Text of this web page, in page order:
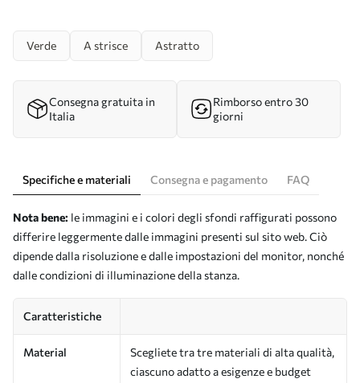
Verde A strisce Astratto
Consegna gratuita in
Italia
Rimborso entro 30
giorni
Specifiche e materiali Consegna e pagamento FAQ
Nota bene: le immagini e i colori degli sfondi raffigurati possono
differire leggermente dalle immagini presenti sul sito web. Ciò
dipende dalla risoluzione e dalle impostazioni del monitor, nonché
dalle condizioni di illuminazione della stanza.
Caratteristiche
Material
Scegliete tra tre materiali di alta qualità,
ciascuno adatto a esigenze e budget